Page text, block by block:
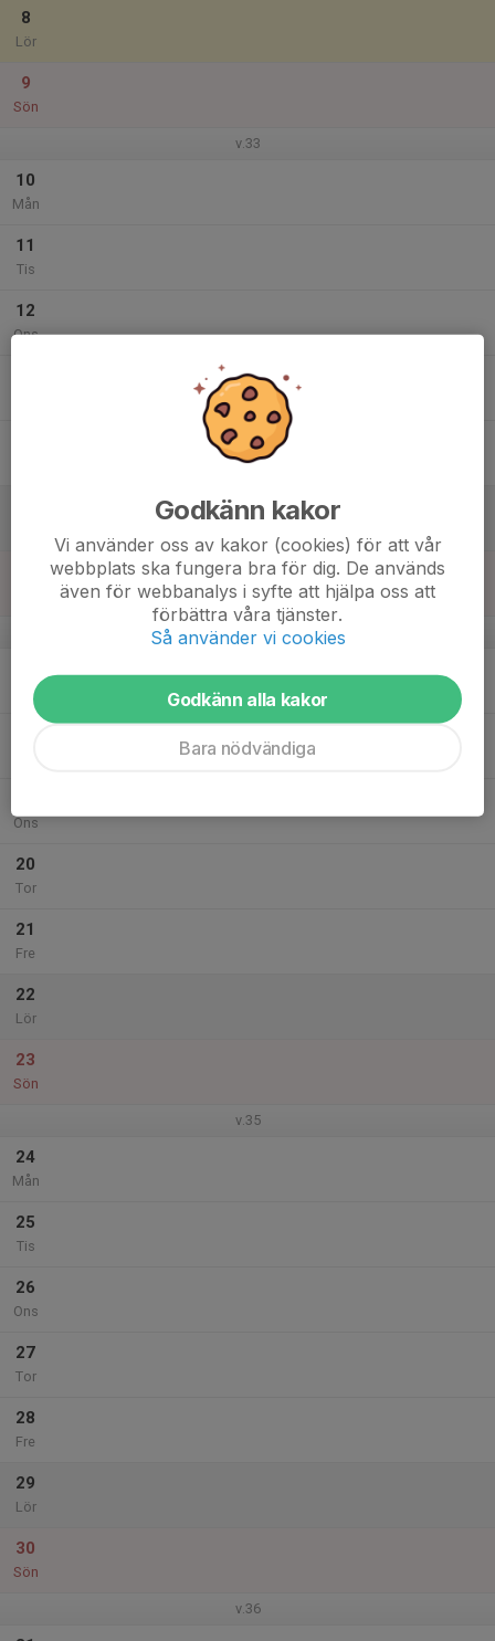
8
Lör
9
Sön
v.33
10
Mån
11
Tis
12
Ons
v.34
Mån
Ons
20
Tor
21
Fre
22
Lör
23
Sön
v.35
24
Mån
25
Tis
26
Ons
27
Tor
28
Fre
29
Lör
30
Sön
v.36
Godkänn kakor
Vi använder oss av kakor (cookies) för att vår
webbplats ska fungera bra för dig. De används
även för webbanalys i syfte att hjälpa oss att
förbättra våra tjänster.
Så använder vi cookies
Godkänn alla kakor
Bara nödvändiga